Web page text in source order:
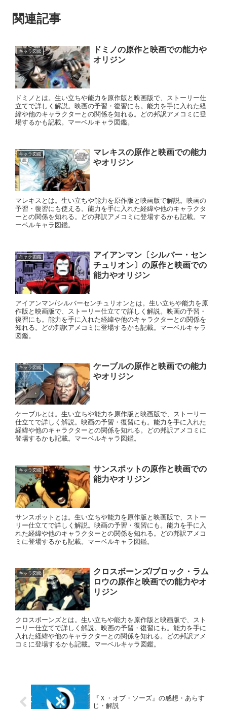
関連記事
キャラ図鑑
ドミノの原作と映画での能力や
オリジン
ドミノとは。生い立ちや能力を原作版と映画版で、ストーリー仕
立てで詳しく解説。映画の予習・復習にも。能力を手に入れた経
緯や他のキャラクターとの関係を知れる。どの邦訳アメコミに登
場するかも記載。マーベルキャラ図鑑。
キャラ図鑑
マレキスの原作と映画での能力
やオリジン
マレキスとは。生い立ちや能力を原作版と映画版で解説。映画の
予習・復習にも使える。能力を手に入れた経緯や他のキャラクタ
ーとの関係を知れる。どの邦訳アメコミに登場するかも記載。マ
ーベルキャラ図鑑。
キャラ図鑑
アイアンマン〔シルバー・セン
チュリオン〕の原作と映画での
能力やオリジン
アイアンマン/シルバーセンチュリオンとは。生い立ちや能力を原
作版と映画版で、ストーリー仕立てで詳しく解説。映画の予習・
復習にも。能力を手に入れた経緯や他のキャラクターとの関係を
知れる。どの邦訳アメコミに登場するかも記載。マーベルキャラ
図鑑。
キャラ図鑑
ケーブルの原作と映画での能力
やオリジン
ケーブルとは。生い立ちや能力を原作版と映画版で、ストーリー
仕立てで詳しく解説。映画の予習・復習にも。能力を手に入れた
経緯や他のキャラクターとの関係を知れる。どの邦訳アメコミに
登場するかも記載。マーベルキャラ図鑑。
キャラ図鑑
サンスポットの原作と映画での
能力やオリジン
サンスポットとは。生い立ちや能力を原作版と映画版で、ストー
リー仕立てで詳しく解説。映画の予習・復習にも。能力を手に入
れた経緯や他のキャラクターとの関係を知れる。どの邦訳アメコ
ミに登場するかも記載。マーベルキャラ図鑑。
キャラ図鑑
クロスボーンズ/ブロック・ラム
ロウの原作と映画での能力やオ
リジン
クロスボーンズとは。生い立ちや能力を原作版と映画版で、スト
ーリー仕立てで詳しく解説。映画の予習・復習にも。能力を手に
入れた経緯や他のキャラクターとの関係を知れる。どの邦訳アメ
コミに登場するかも記載。マーベルキャラ図鑑。
『Ｘ・オブ・ソーズ』の感想・あらす
じ・解説